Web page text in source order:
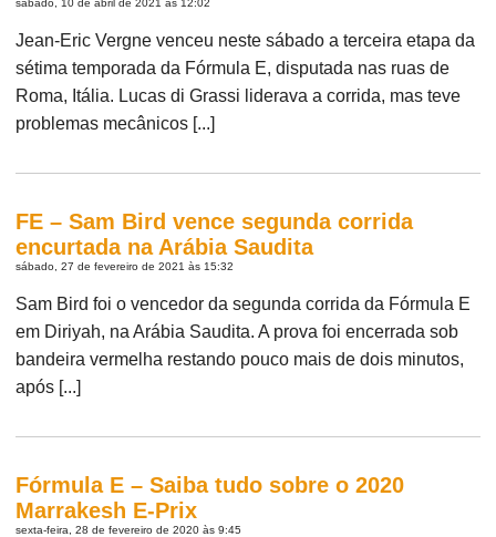
sábado, 10 de abril de 2021 às 12:02
Jean-Eric Vergne venceu neste sábado a terceira etapa da
sétima temporada da Fórmula E, disputada nas ruas de
Roma, Itália. Lucas di Grassi liderava a corrida, mas teve
problemas mecânicos [...]
FE – Sam Bird vence segunda corrida
encurtada na Arábia Saudita
sábado, 27 de fevereiro de 2021 às 15:32
Sam Bird foi o vencedor da segunda corrida da Fórmula E
em Diriyah, na Arábia Saudita. A prova foi encerrada sob
bandeira vermelha restando pouco mais de dois minutos,
após [...]
Fórmula E – Saiba tudo sobre o 2020
Marrakesh E-Prix
sexta-feira, 28 de fevereiro de 2020 às 9:45